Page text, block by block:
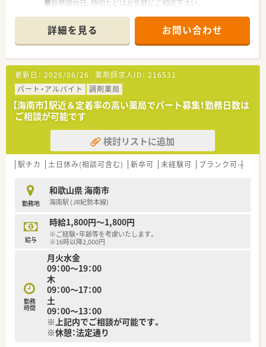
■勤務開始日、時間などはお気軽にご相談下さい。
詳細を見る お問い合わせ
更新日： 2026/06/26 薬剤師求人ID： 216531
パート・アルバイト
調剤薬局
【海南市】駅近＆定着率の高い薬局でパート募集！勤務日数は
ご相談が可能です
検討リストに追加
駅チカ 土日休み(相談可含む) 新卒可 未経験可 ブランク可
勤務地
和歌山県 海南市
海南駅 (JR紀勢本線)
給与
時給1,800円～1,800円
※ご経験・年齢等を考慮いたします。
※16時以降2,000円
勤務
時間
月火水金
09：00～19：00
木
09：00～17：00
土
09：00～13：00
※上記内でご相談が可能です。
※休憩：法定通り